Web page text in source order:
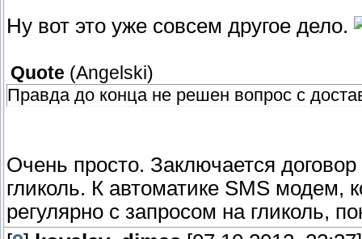
Ну вот это уже совсем другое дело.
Quote (Angelski)
Правда до конца не решен вопрос с
Очень просто. Заключается
гликоль. К автоматике SMS модем,
регулярно с запросом на гликоль,